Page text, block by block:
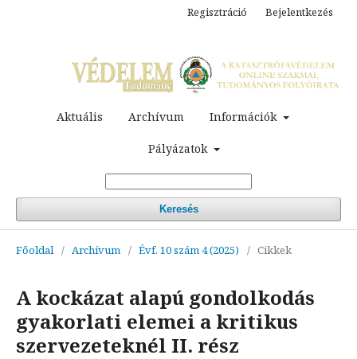
Aktuális Archívum Információk
Pályázatok
Keresés
Regisztráció Bejelentkezés
Főoldal / Archívum / Évf. 10 szám 4 (2025) / Cikkek
A kockázat alapú gondolkodás
gyakorlati elemei a kritikus
szervezeteknél II. rész